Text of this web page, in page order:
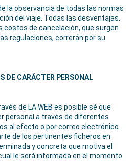
la observancia de todas las normas
del viaje. Todas las desventajas,
costos de cancelación, que surgen
regulaciones, correrán por su
DE CARÁCTER PERSONAL
de LA WEB es posible sé que
personal a través de diferentes
al efecto o por correo electrónico.
de los pertinentes ficheros en
y concreta que motiva el
le será informada en el momento